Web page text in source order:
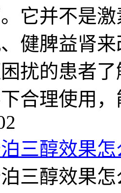
它并不是
健脾益肾
扰的患者
合理使用
三醇效果怎
三醇效果